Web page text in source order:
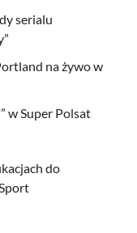
serialu
na żywo w
w Super Polsat
do